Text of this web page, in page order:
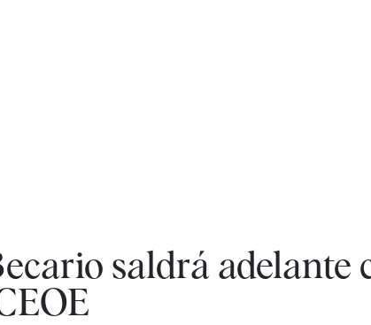
saldrá adelante